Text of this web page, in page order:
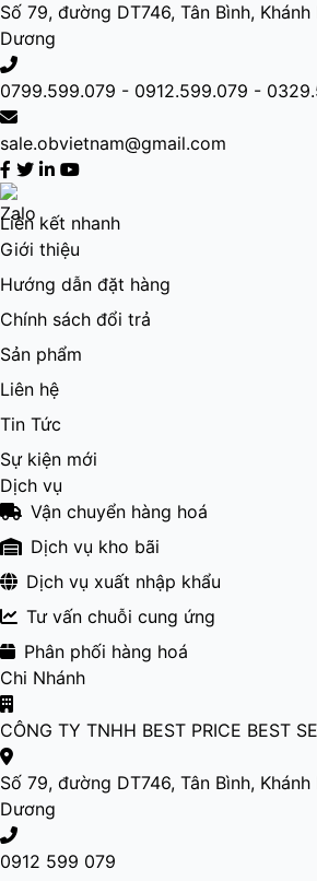
Số 79, đường DT746, Tân Bình, Khánh
Dương
0799.599.079 - 0912.599.079 -
sale.obvietnam@gmail.com
Liên kết nhanh
Giới thiệu
Hướng dẫn đặt hàng
Chính sách đổi trả
Sản phẩm
Liên hệ
Tin Tức
Sự kiện mới
Dịch vụ
Vận chuyển hàng hoá
Dịch vụ kho bãi
Dịch vụ xuất nhập khẩu
Tư vấn chuỗi cung ứng
Phân phối hàng hoá
Chi Nhánh
CÔNG TY TNHH BEST PRICE BEST
Số 79, đường DT746, Tân Bình, Khánh
Dương
0912 599 079